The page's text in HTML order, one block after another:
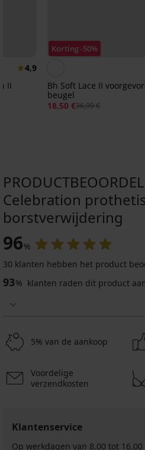
4,9
II
Korting -50%
Bh Soft Lace II
beugel
18,50 €36,99 €
Celebration
borstverwijdering
96%
30 klanten hebben het product
93% klanten raden dit product
5% van de aankoop
Voordelige
verzendkosten
Klantenservice
Op werkdagen van 8.00 tot